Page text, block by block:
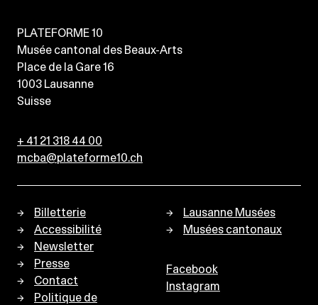
PLATEFORME 10
Musée cantonal des Beaux-Arts
Place de la Gare 16
1003 Lausanne
Suisse
+ 41 21 318 44 00
mcba@plateforme10.ch
Billetterie
Accessibilité
Newsletter
Presse
Contact
Politique de
Lausanne Musées
Musées cantonaux
Facebook
Instagram